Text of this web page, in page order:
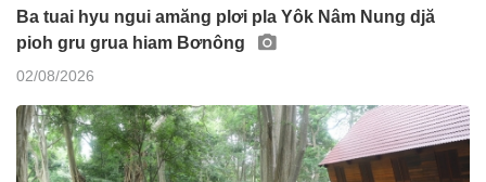
Ba tuai hyu ngui amăng plơi pla Yôk Nâm Nung djă
pioh gru grua hiam Bơnông
02/08/2026